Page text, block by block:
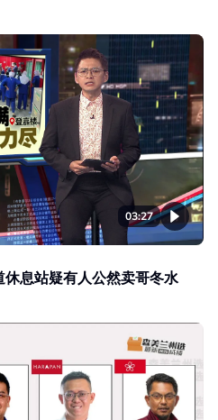
03:27
息站疑有人公然卖哥冬水